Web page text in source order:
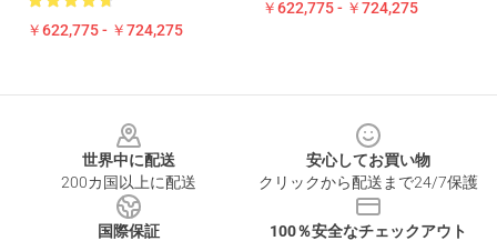
￥622,775 - ￥724,275
￥622,775 - ￥724,275
世界中に配送
200カ国以上に配送
安心してお買い物
クリックから配送まで24/7保護
国際保証
100％安全なチェックアウト